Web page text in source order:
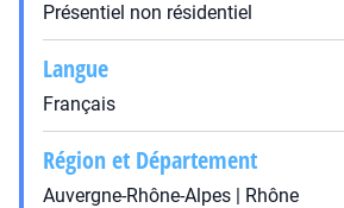
Présentiel non résidentiel
Langue
Français
Région et Département
Auvergne-Rhône-Alpes | Rhône